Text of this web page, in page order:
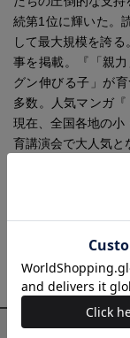
続第1位に輝いた。
して最大規模を誇
事を掲載。『「親
グン伸びる子」が
多数。人気マンガ
現在、全国各地の小
育講演会で大人気と
親野智可等がつく
http://
親